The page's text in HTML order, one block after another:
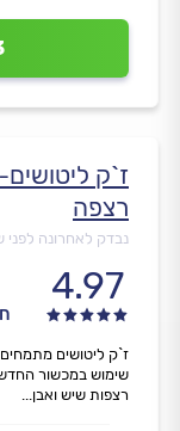
ז`ק
רצפה
נבדק לאחרונה לפני
4.97
ז`ק ליטושים מתמחים
שימוש במכשור
רצפות שיש ואבן...